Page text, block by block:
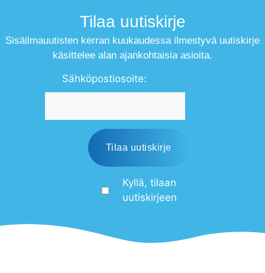
Tilaa uutiskirje
Sisäilmauutisten kerran kuukaudessa ilmestyvä uutiskirje
käsittelee alan ajankohtaisia asioita.
Sähköpostiosoite:
Kyllä, tilaan
uutiskirjeen